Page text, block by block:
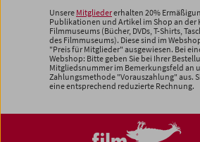
Unsere Mitgliedererhalten 20%
Publikationen und Artikel im Shop an der
Filmmuseums (Bücher, DVDs, T-Shirts,
des Filmmuseums). Diese sind im
"Preis für Mitglieder" ausgewiesen. Bei
Webshop: Bitte geben Sie bei Ihrer
Mitgliedsnummer im Bemerkungsfeld an
Zahlungsmethode "Vorauszahlung" aus.
eine entsprechend reduzierte Rechnung.